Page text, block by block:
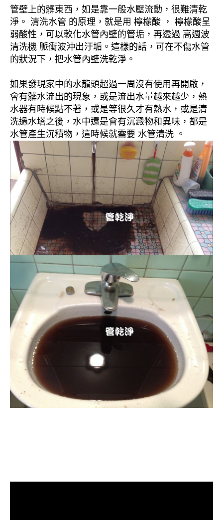
管壁上的髒東西，如是靠一般水壓流動，很難清乾
淨。 清洗水管 的原理，就是用 檸檬酸 ， 檸檬酸呈
弱酸性，可以軟化水管內壁的管垢，再透過 高週波
清洗機 脈衝波沖出汙垢。這樣的話，可在不傷水管
的狀況下，把水管內壁洗乾淨。
如果發現家中的水龍頭超過一周沒有使用再開啟，
會有髒水流出的現象，或是流出水量越來越少，熱
水器有時候點不著，或是等很久才有熱水，或是清
洗過水塔之後，水中還是會有沉澱物和異味，都是
水管產生沉積物，這時候就需要 水管清洗 。